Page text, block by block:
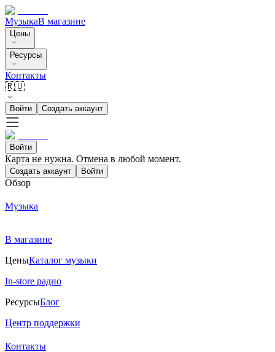
МузыкаВ магазине
Цены
Ресурсы
Контакты
🇷🇺
Войти Создать аккаунт
Войти
Карта не нужна. Отмена в любой момент.
Создать аккаунт Войти
Обзор
Музыка
В магазине
ЦеныКаталог музыки
In-store радио
РесурсыБлог
Центр поддержки
Контакты